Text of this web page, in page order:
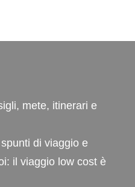
mete, itinerari e
di viaggio e
il viaggio low cost è